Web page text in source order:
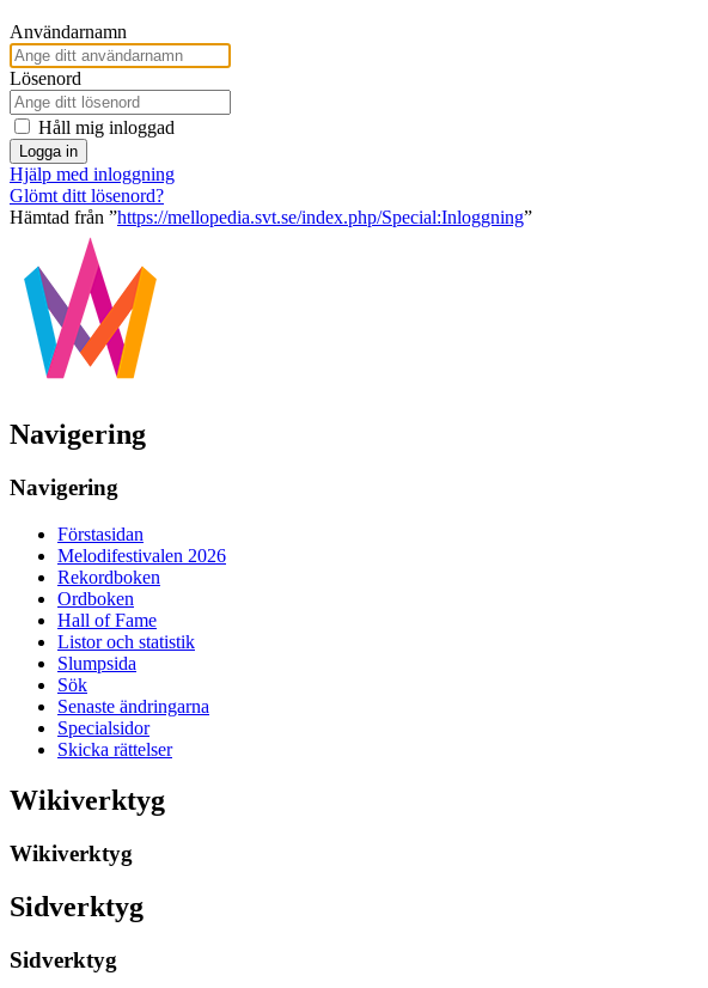
Användarnamn
Lösenord
Håll mig inloggad
Logga in
Hjälp med inloggning
Glömt ditt lösenord?
Hämtad från ”https://mellopedia.svt.se/index.php/Special:Inloggning”
Navigering
Navigering
Förstasidan
Melodifestivalen 2026
Rekordboken
Ordboken
Hall of Fame
Listor och statistik
Slumpsida
Sök
Senaste ändringarna
Specialsidor
Skicka rättelser
Wikiverktyg
Wikiverktyg
Sidverktyg
Sidverktyg